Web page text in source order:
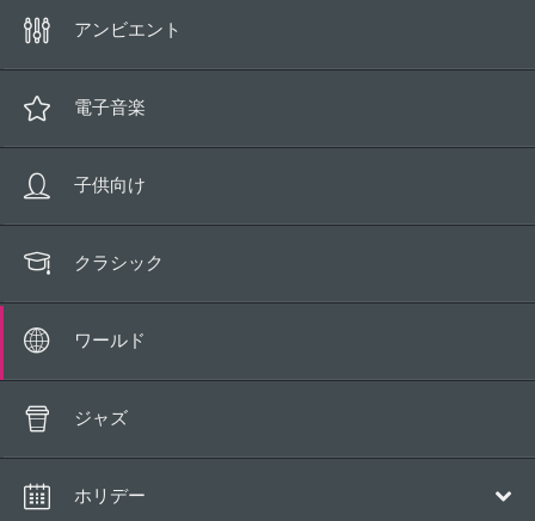
魔法
サスペンス／ホラー
アンビエント
電子音楽
子供向け
クラシック
ワールド
ジャズ
ホリデー